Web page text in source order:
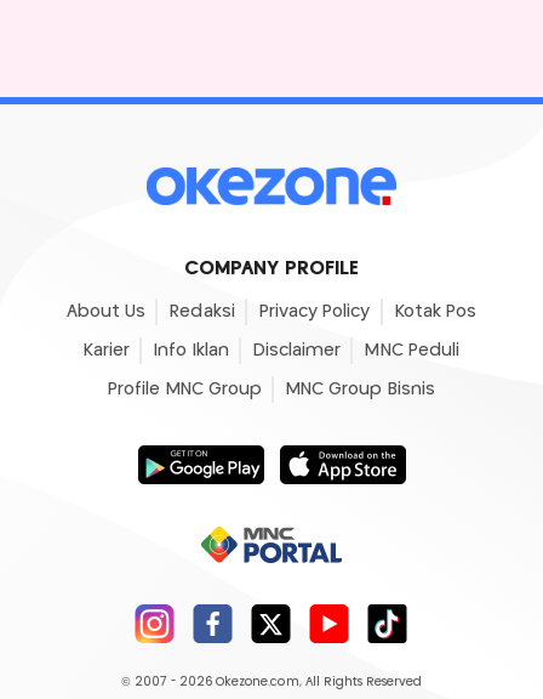
COMPANY PROFILE
About Us Redaksi Privacy Policy Kotak Pos
Karier Info Iklan Disclaimer MNC Peduli
Profile MNC Group MNC Group Bisnis
© 2007 - 2026 Okezone.com, All Rights Reserved